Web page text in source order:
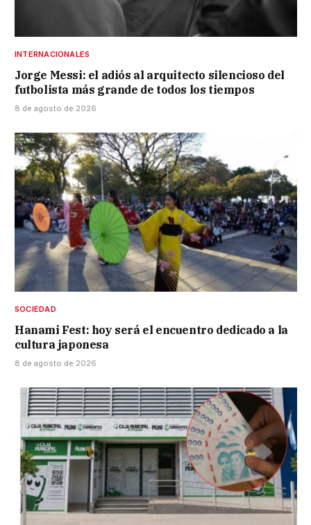
INTERNACIONALES
Jorge Messi: el adiós al arquitecto silencioso del
futbolista más grande de todos los tiempos
8 de agosto de 2026
SOCIEDAD
Hanami Fest: hoy será el encuentro dedicado a la
cultura japonesa
8 de agosto de 2026